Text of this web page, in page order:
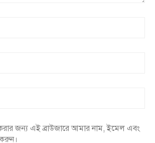
জন্য এই ব্রাউজারে আমার নাম, ইমেল এবং